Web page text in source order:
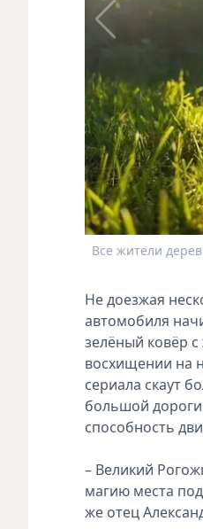
Все жители
Не доезжая
автомобиля
зелёный ковёр
восхищении на
сериала скаут
большой дороги
способность
– Великий
магию места
же отец